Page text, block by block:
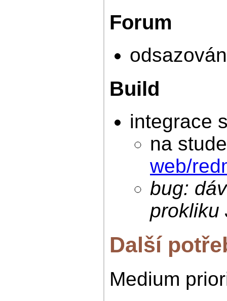
Forum
Build
integrace
na
web/
bug:
prokliku
Další
Medium